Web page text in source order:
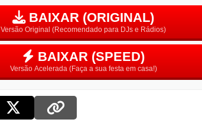
BAIXAR (ORIGINAL)
Versão Original (Recomendado para DJs e Rádios)
BAIXAR (SPEED)
Versão Acelerada (Faça a sua festa em casa!)